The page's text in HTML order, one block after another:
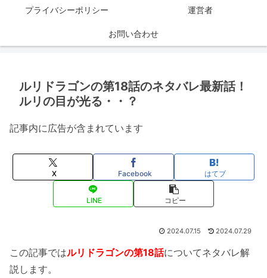
プライバシーポリシー 運営者
お問い合わせ
ルリドラゴンの第18話のネタバレ最新話！
ルリの目が光る・・？
記事内に広告が含まれています
X Facebook はてブ
LINE コピー
2024.07.15 2024.07.29
この記事ではルリドラゴンの第18話についてネタバレ解
説します。